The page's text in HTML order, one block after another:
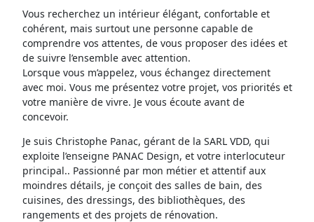
Vous recherchez un intérieur élégant, confortable et
cohérent, mais surtout une personne capable de
comprendre vos attentes, de vous proposer des idées et
de suivre l’ensemble avec attention.
Lorsque vous m’appelez, vous échangez directement
avec moi. Vous me présentez votre projet, vos priorités et
votre manière de vivre. Je vous écoute avant de
concevoir.
Je suis Christophe Panac, gérant de la SARL VDD, qui
exploite l’enseigne PANAC Design, et votre interlocuteur
principal.. Passionné par mon métier et attentif aux
moindres détails, je conçoit des salles de bain, des
cuisines, des dressings, des bibliothèques, des
rangements et des projets de rénovation.